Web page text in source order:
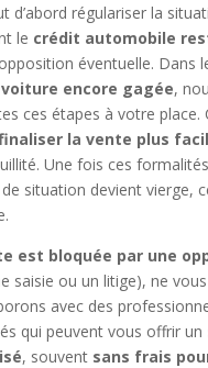
d’abord régulariser la
le crédit automobile
éventuelle. Dans
encore gagée,
ces étapes à votre place.
la vente plus
Une fois ces
situation devient vierge,
est bloquée par une
saisie ou un litige), ne
avec des
qui peuvent vous offrir un
, souvent sans frais